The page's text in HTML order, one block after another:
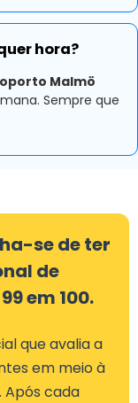
hora?
Malmö
Sempre que
se de ter
de
em 100.
que avalia a
em meio à
Após cada